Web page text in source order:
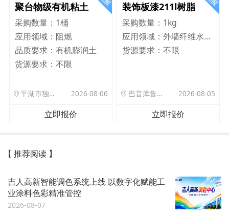
聚台物级有机粘土
采购数量： 1桶
应用领域： 阻燃
品质要求： 有机膨润土
货源要求： 不限
平湖市独山港镇集港路 589 号 2026-08-06
立即报价
装饰板漆211l树脂
采购数量： 1kg
应用领域：
外墙纤维水泥板
货源要求：不限
巴音库鲁提镇,托帕口岸六号库房 2026-08-05
立即报价
【 推荐阅读 】
吉人高新智能调色系统上线 以数字化赋能工
业涂料色彩精准管控
2026-08-07